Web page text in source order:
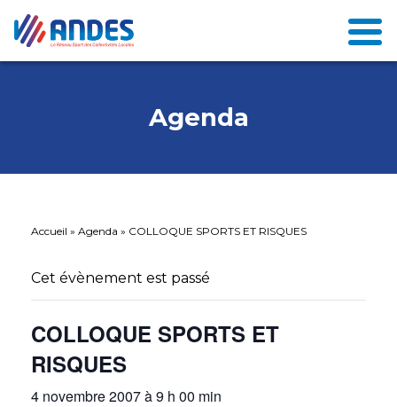
Agenda
Accueil » Agenda » COLLOQUE SPORTS ET RISQUES
Cet évènement est passé
COLLOQUE SPORTS ET
RISQUES
4 novembre 2007 à 9 h 00 min